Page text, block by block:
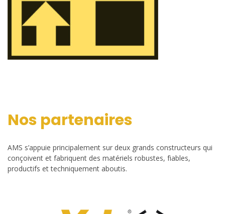
Nos partenaires
AMS s’appuie principalement sur deux grands constructeurs qui
conçoivent et fabriquent des matériels robustes, fiables,
productifs et techniquement aboutis.